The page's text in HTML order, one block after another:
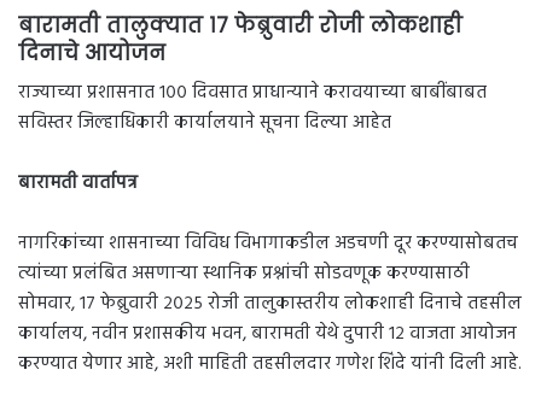
बारामती तालुक्यात १७ फेब्रुवारी रोजी लोकशाही
दिनाचे आयोजन
राज्याच्या प्रशासनात १०० दिवसात प्राधान्याने करावयाच्या बाबींबाबत
सविस्तर जिल्हाधिकारी कार्यालयाने सूचना दिल्या आहेत
बारामती वार्तापत्र
नागरिकांच्या शासनाच्या विविध विभागाकडील अडचणी दूर करण्यासोबतच
त्यांच्या प्रलंबित असणाऱ्या स्थानिक प्रश्नांची सोडवणूक करण्यासाठी
सोमवार, १७ फेब्रुवारी २०२५ रोजी तालुकास्तरीय लोकशाही दिनाचे तहसील
कार्यालय, नवीन प्रशासकीय भवन, बारामती येथे दुपारी १२ वाजता आयोजन
करण्यात येणार आहे, अशी माहिती तहसीलदार गणेश शिंदे यांनी दिली आहे.